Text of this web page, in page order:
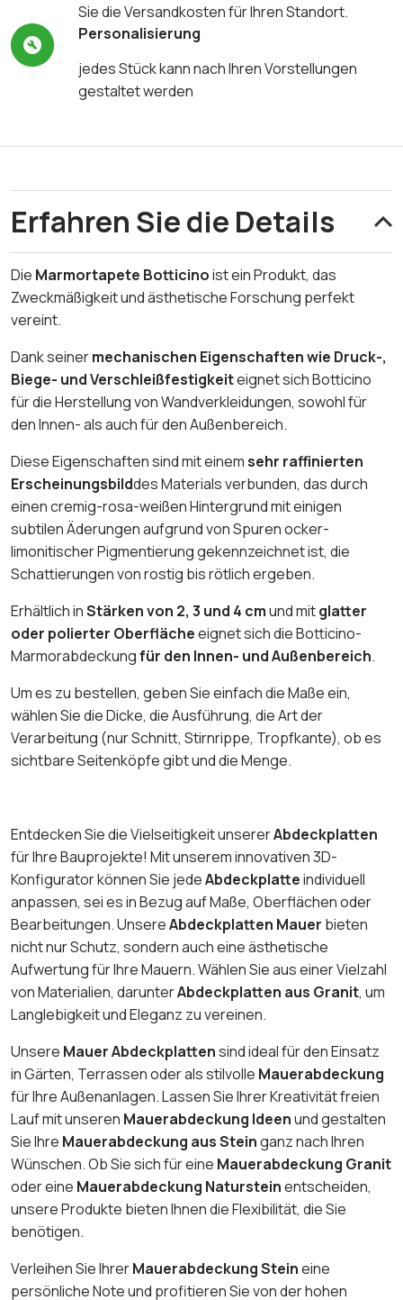
Sie die Versandkosten für Ihren Standort.
Personalisierung
jedes Stück kann nach Ihren Vorstellungen
gestaltet werden
Erfahren Sie die Details
Die Marmortapete Botticinoist ein Produkt, das
Zweckmäßigkeit und ästhetische Forschung perfekt
vereint.
Dank seinermechanischen Eigenschaften wie Druck-,
Biege- und Verschleißfestigkeiteignet sich Botticino
für die Herstellung von Wandverkleidungen, sowohl für
den Innen- als auch für den Außenbereich.
Diese Eigenschaften sind mit einemsehr raffinierten
Erscheinungsbilddes Materials verbunden, das durch
einen cremig-rosa-weißen Hintergrund mit einigen
subtilen Äderungen aufgrund von Spuren ocker-
limonitischer Pigmentierung gekennzeichnet ist, die
Schattierungen von rostig bis rötlich ergeben.
Erhältlich inStärken von 2, 3 und 4 cmund mitglatter
oder polierter Oberflächeeignet sich die Botticino-
Marmorabdeckungfür den Innen- und Außenbereich.
Um es zu bestellen, geben Sie einfach die Maße ein,
wählen Sie die Dicke, die Ausführung, die Art der
Verarbeitung (nur Schnitt, Stirnrippe, Tropfkante), ob es
sichtbare Seitenköpfe gibt und die Menge.
Entdecken Sie die Vielseitigkeit unsererAbdeckplatten
für Ihre Bauprojekte! Mit unserem innovativen 3D-
Konfigurator können Sie jedeAbdeckplatteindividuell
anpassen, sei es in Bezug auf Maße, Oberflächen oder
Bearbeitungen. UnsereAbdeckplatten Mauer bieten
nicht nur Schutz, sondern auch eine ästhetische
Aufwertung für Ihre Mauern. Wählen Sie aus einer Vielzahl
von Materialien, darunterAbdeckplatten aus Granit, um
Langlebigkeit und Eleganz zu vereinen.
Unsere Mauer Abdeckplattensind ideal für den Einsatz
in Gärten, Terrassen oder als stilvolle Mauerabdeckung
für Ihre Außenanlagen. Lassen Sie Ihrer Kreativität freien
Lauf mit unseren Mauerabdeckung Ideenund gestalten
Sie Ihre Mauerabdeckung aus Steinganz nach Ihren
Wünschen. Ob Sie sich für eine Mauerabdeckung Granit
oder eine Mauerabdeckung Natursteinentscheiden,
unsere Produkte bieten Ihnen die Flexibilität, die Sie
benötigen.
Verleihen Sie IhrerMauerabdeckung Steineine
persönliche Note und profitieren Sie von der hohen